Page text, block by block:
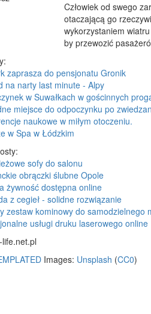
Człowiek od swego
otaczającą go
wykorzystaniem
by przewozić
zaprasza do pensjonatu Gronik
na narty last minute - Alpy
w Suwałkach w gościnnych
miejsce do odpoczynku po
naukowe w miłym otoczeniu.
w Spa w Łódzkim
sofy do salonu
obrączki ślubne Opole
żywność dostępna online
z cegieł - solidne rozwiązanie
zestaw kominowy do samodzielnego
usługi druku laserowego online
Images: Unsplash (CC0)